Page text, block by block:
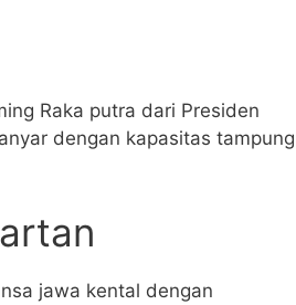
Raka putra dari Presiden
dengan kapasitas tampung
jawa kental dengan